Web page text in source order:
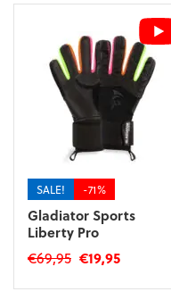
SALE! -71%
Gladiator Sports
Liberty Pro
€69,95 Oorspronkelijke
€19,95Huidige
Dit